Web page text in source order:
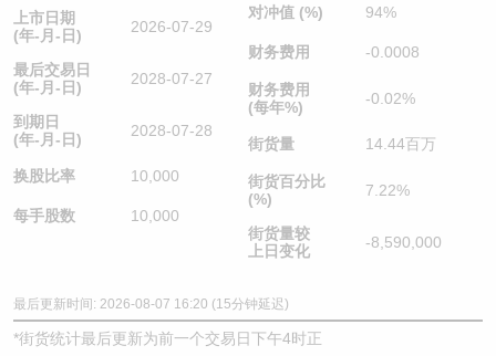
上市日期
(年-月-日)
2026-07-29
最后交易日
(年-月-日)
2028-07-27
到期日
(年-月-日)
2028-07-28
换股比率 10,000
每手股数 10,000
对冲值 (%) 94%
财务费用 -0.0008
财务费用
(每年%)
-0.02%
街货量 14.44百万
街货百分比
(%)
7.22%
街货量较
上日变化
-8,590,000
最后更新时间: 2026-08-07 16:20 (15分钟延迟)
*街货统计最后更新为前一个交易日下午4时正